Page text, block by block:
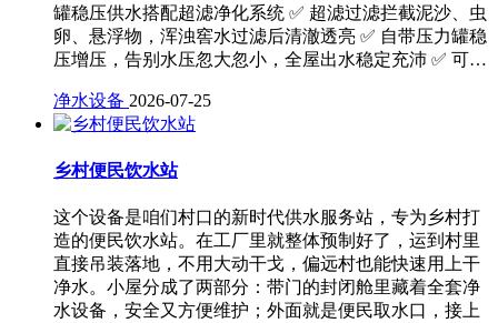
罐稳压供水搭配超滤净化系统 ✅ 超滤过滤拦截泥沙、虫
卵、悬浮物，浑浊窖水过滤后清澈透亮 ✅ 自带压力罐稳
压增压，告别水压忽大忽小，全屋出水稳定充沛 ✅ 可…
净水设备 2026-07-25
乡村便民饮水站
这个设备是咱们村口的新时代供水服务站，专为乡村打
造的便民饮水站。在工厂里就整体预制好了，运到村里
直接吊装落地，不用大动干戈，偏远村也能快速用上干
净水。小屋分成了两部分：带门的封闭舱里藏着全套净
水设备，安全又方便维护；外面就是便民取水口，接上